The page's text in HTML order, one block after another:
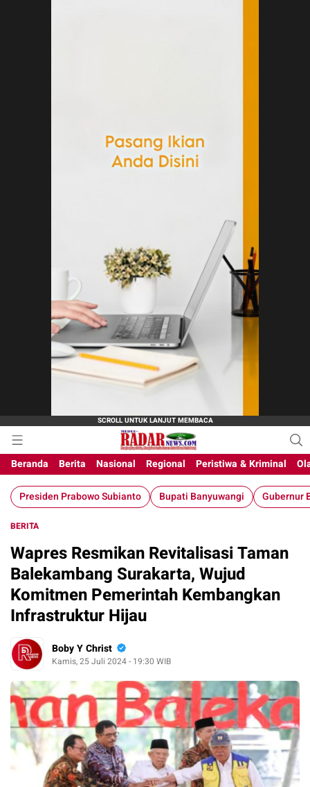
Beranda Berita Nasional Regional Peristiwa & Kriminal
Presiden Prabowo Subianto Bupati Banyuwangi Gubernur
BERITA
Wapres Resmikan Revitalisasi Taman
Balekambang Surakarta, Wujud
Komitmen Pemerintah Kembangkan
Infrastruktur Hijau
Boby Y Christ
Kamis, 25 Juli 2024 - 19:30 WIB